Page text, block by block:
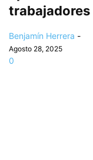
trabajadores
Benjamín Herrera -
Agosto 28, 2025
0